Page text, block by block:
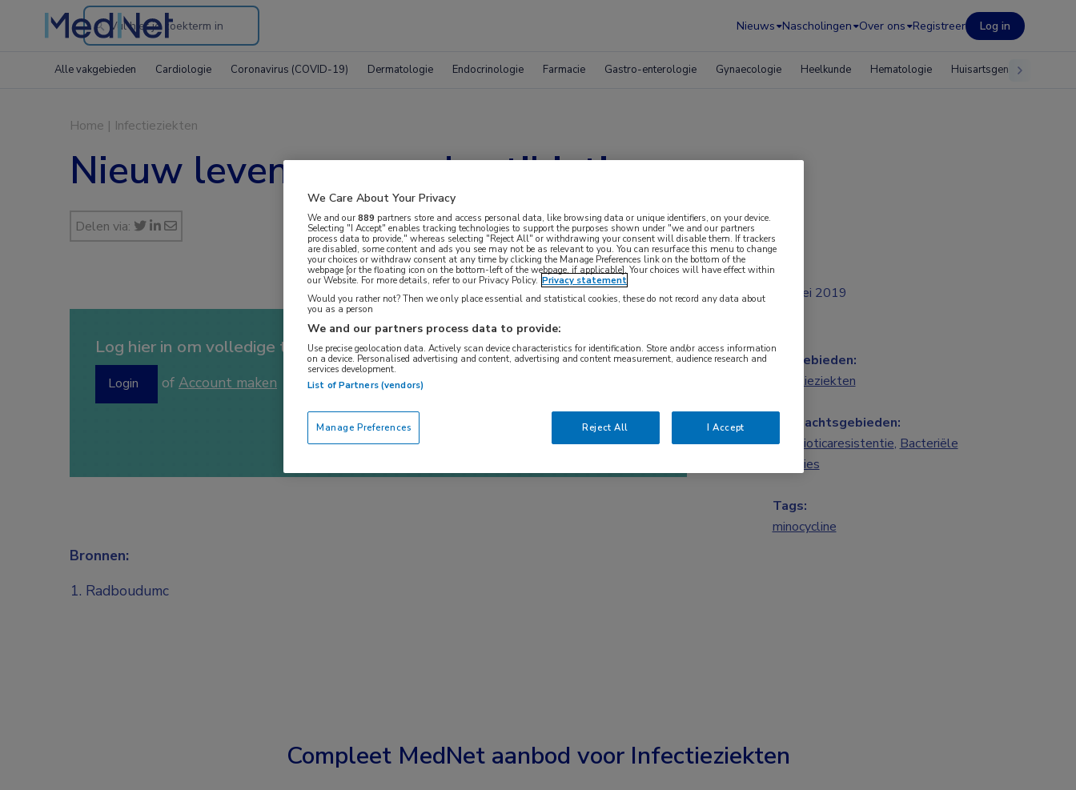
Search
the
Nieuws Nascholingen Over ons Registreer Log in
Alle vakgebieden Cardiologie Coronavirus (COVID-19) Dermatologie Endocrinologie Farmacie Gastro-enterologie Gynaecologie Heelkunde Hematologie Huisartsgeneeskunde
Home | Infectieziekten
Nieuw leven voor oud antibioticum
Delen via:
Log hier in om volledige toegang te krijgen.
Login of Account maken
Bronnen:
Radboudumc
mei 2019
Vakgebieden:
Infectieziekten
Aandachtsgebieden:
Antibioticaresistentie, Bacteriële
infecties
Tags:
minocycline
Compleet MedNet aanbod voor Infectieziekten
We Care About Your Privacy
We and our889 partners store and access personal data, like browsing data or unique identifiers, on your device.
Selecting "I Accept" enables tracking technologies to support the purposes shown under "we and our partners
process data to provide," whereas selecting "Reject All" or withdrawing your consent will disable them. If trackers
are disabled, some content and ads you see may not be as relevant to you. You can resurface this menu to change
your choices or withdraw consent at any time by clicking the Manage Preferences link on the bottom of the
webpage [or the floating icon on the bottom-left of the webpage, if applicable]. Your choices will have effect within
our Website. For more details, refer to our Privacy Policy. Privacy statement
Would you rather not? Then we only place essential and statistical cookies, these do not record any data about
you as a person
We and our partners process data to provide:
Use precise geolocation data. Actively scan device characteristics for identification. Store and/or access information
on a device. Personalised advertising and content, advertising and content measurement, audience research and
services development.
List of Partners (vendors)
Reject All I Accept
Manage Preferences